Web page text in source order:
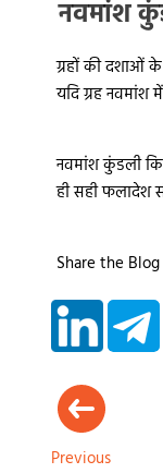
नवमांश
ग्रहों की दशाओं
यदि ग्रह नवमांश
नवमांश कुंडली
ही सही फलादेश
Share the
Previous